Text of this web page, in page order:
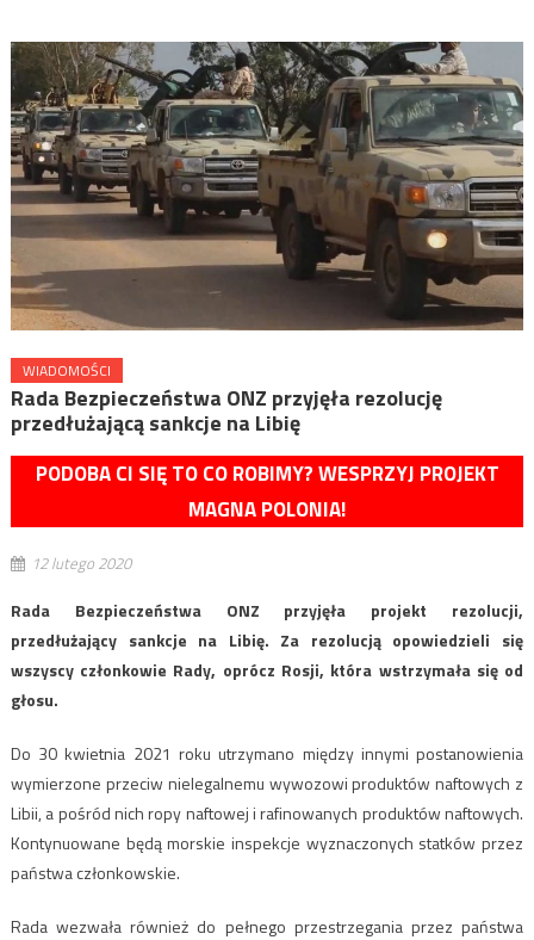
WIADOMOŚCI
Rada Bezpieczeństwa ONZ przyjęła rezolucję
przedłużającą sankcje na Libię
PODOBA CI SIĘ TO CO ROBIMY? WESPRZYJ PROJEKT
MAGNA POLONIA!
12 lutego 2020
Rada Bezpieczeństwa ONZ przyjęła projekt rezolucji,
przedłużający sankcje na Libię. Za rezolucją opowiedzieli się
wszyscy członkowie Rady, oprócz Rosji, która wstrzymała się od
głosu.
Do 30 kwietnia 2021 roku utrzymano między innymi postanowienia
wymierzone przeciw nielegalnemu wywozowi produktów naftowych z
Libii, a pośród nich ropy naftowej i rafinowanych produktów naftowych.
Kontynuowane będą morskie inspekcje wyznaczonych statków przez
państwa członkowskie.
Rada wezwała również do pełnego przestrzegania przez państwa